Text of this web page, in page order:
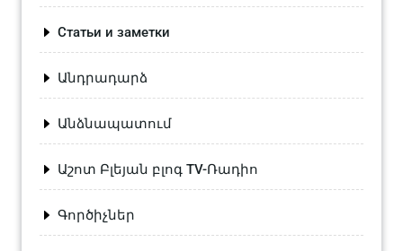
Статьи и заметки
Անդրադարձ
Անձնապատում
Աշոտ Բլեյան բլոգ TV-Ռադիո
Գործիչներ